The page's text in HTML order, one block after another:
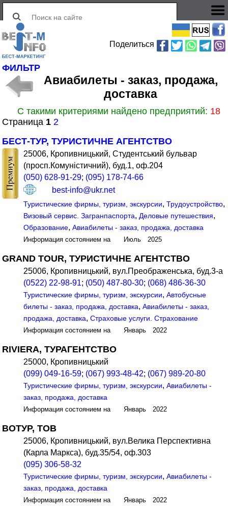
Поделиться
ФИЛЬТР
Авиабилеты - заказ, продажа,
доставка
С такими критериями найдено предприятий: 18
Страница 12
БЕСТ-ТУР, ТУРИСТИЧНЕ АГЕНТСТВО
25006, Кропивницький, Студентський бульвар
(просп.Комуністичний), буд.1, оф.204
(050) 628-91-29; (095) 178-74-66
best-info@ukr.net
Туристические фирмы, туризм, экскурсии,Трудоустройство,
Визовый сервис. Загранпаспорта, Деловые путешествия,
Образование,Авиабилеты - заказ, продажа, доставка
Информация состоянием на Июль 2025
GRAND TOUR, ТУРИСТИЧНЕ АГЕНТСТВО
25006, Кропивницький, вул.Преображенська, буд.3-а
(0522) 22-98-91; (050) 487-80-30; (068) 486-36-30
Туристические фирмы, туризм, экскурсии,Автобусные
билеты - заказ, продажа, доставка,Авиабилеты - заказ,
продажа, доставка,Страховые услуги. Страхование
Информация состоянием на Январь 2022
RIVIERA, ТУРАГЕНТСТВО
25000, Кропивницький
(099) 049-16-59; (067) 993-48-42; (067) 989-20-80
Туристические фирмы, туризм, экскурсии,Авиабилеты -
заказ, продажа, доставка
Информация состоянием на Январь 2022
ВОТУР, ТОВ
25006, Кропивницький, вул.Велика Перспективна
(Карла Маркса), буд.35/54, оф.303
(095) 306-58-32
Туристические фирмы, туризм, экскурсии,Авиабилеты -
заказ, продажа, доставка
Информация состоянием на Январь 2022